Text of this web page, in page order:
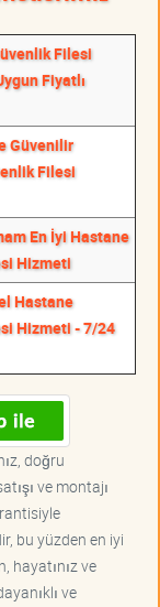
Filesi
Fiyatlı
Güvenilir
Filesi
En İyi Hastane
Hizmeti
Hastane
Hizmeti - 7/24
doğru
ve montajı
bu yüzden en iyi
hayatınız ve
ve